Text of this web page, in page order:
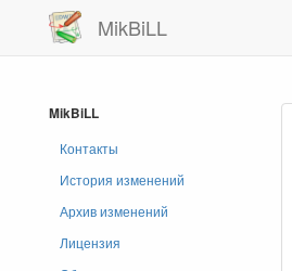
MikBiLL
MikBiLL
Контакты
История изменений
Архив изменений
Лицензия